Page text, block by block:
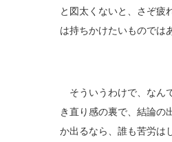
と図太くないと、さぞ疲
は持ちかけたいものでは
そういうわけで、なん
き直り感の裏で、結論の
か出るなら、誰も苦労は